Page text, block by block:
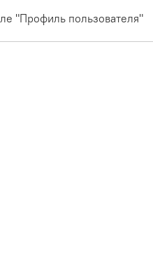
"Профиль пользователя"